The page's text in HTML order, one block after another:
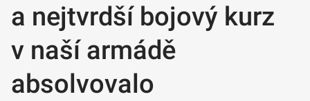
a nejtvrdší bojový kurz
v naší armádě
absolvovalo